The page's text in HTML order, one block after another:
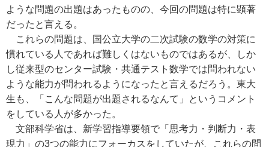
ような問題の出題はあったものの、今回の問題は特に顕著
だったと言える。
これらの問題は、国公立大学の二次試験の数学の対策に
慣れている人であれば難しくはないものではあるが、しか
し従来型のセンター試験・共通テスト数学では問われない
ような能力が問われるようになったと言えるだろう。東大
生も、「こんな問題が出題されるなんて」というコメント
をしている人が多かった。
文部科学省は、新学習指導要領で「思考力・判断力・表
現力」の3つの能力にフォーカスをしていたが、これらの問